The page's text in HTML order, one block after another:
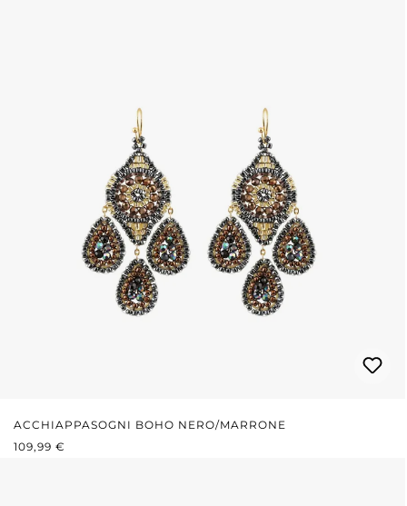
ACCHIAPPASOGNI BOHO NERO/MARRONE
PREZZO NORMALE:
109,99 €